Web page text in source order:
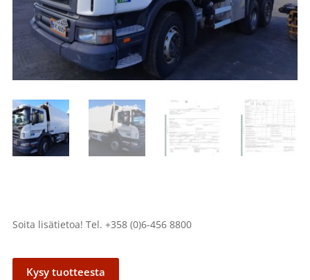
Soita lisätietoa! Tel. +358 (0)6-456 8800
Kysy tuotteesta